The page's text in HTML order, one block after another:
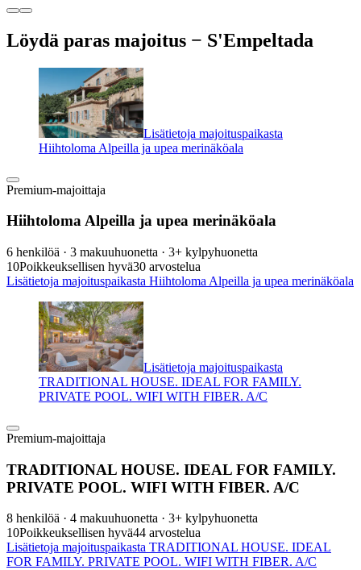
Löydä paras majoitus − S'Empeltada
Lisätietoja majoituspaikasta
Hiihtoloma Alpeilla ja upea merinäköala
Premium-majoittaja
Hiihtoloma Alpeilla ja upea merinäköala
6 henkilöä · 3 makuuhuonetta · 3+ kylpyhuonetta
10Poikkeuksellisen hyvä30 arvostelua
Lisätietoja majoituspaikasta Hiihtoloma Alpeilla ja upea merinäköala
Lisätietoja majoituspaikasta
TRADITIONAL HOUSE. IDEAL FOR FAMILY.
PRIVATE POOL. WIFI WITH FIBER. A/C
Premium-majoittaja
TRADITIONAL HOUSE. IDEAL FOR FAMILY.
PRIVATE POOL. WIFI WITH FIBER. A/C
8 henkilöä · 4 makuuhuonetta · 3+ kylpyhuonetta
10Poikkeuksellisen hyvä44 arvostelua
Lisätietoja majoituspaikasta TRADITIONAL HOUSE. IDEAL
FOR FAMILY. PRIVATE POOL. WIFI WITH FIBER. A/C